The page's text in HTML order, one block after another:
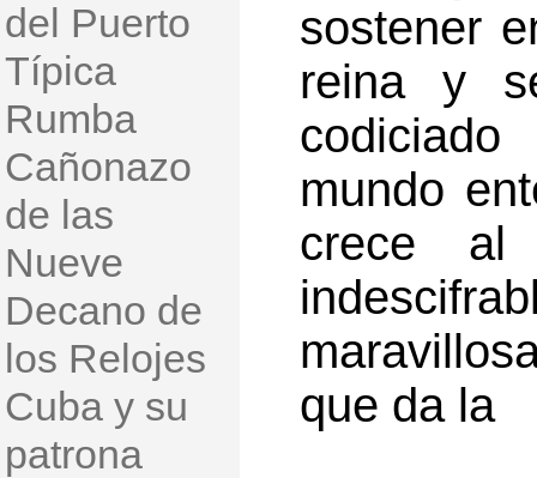
del Puerto
Típica
Rumba
Cañonazo
de las
Nueve
Decano de
los Relojes
Cuba y su
patrona
sostener
reina y
mundo
crece al
que da la